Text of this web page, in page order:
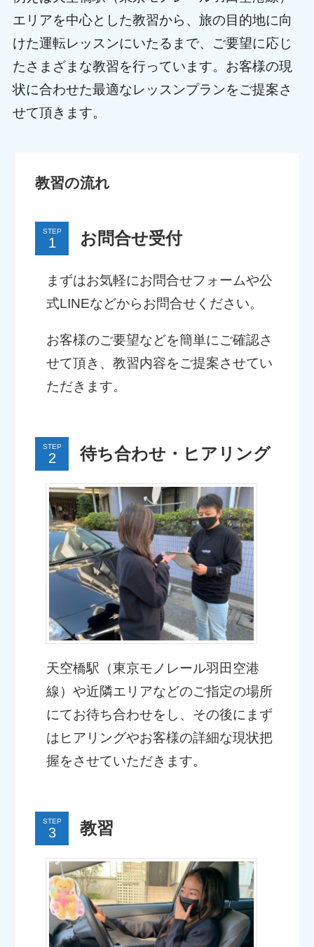
エリアを中心とした教習から、旅の目的地に向
けた運転レッスンにいたるまで、ご要望に応じ
たさまざまな教習を行っています。お客様の現
状に合わせた最適なレッスンプランをご提案さ
せて頂きます。
教習の流れ
STEP お問合せ受付
まずはお気軽にお問合せフォームや公
式LINEなどからお問合せください。
お客様のご要望などを簡単にご確認さ
せて頂き、教習内容をご提案させてい
ただきます。
STEP 待ち合わせ・ヒアリング
天空橋駅（東京モノレール羽田空港
線）や近隣エリアなどのご指定の場所
にてお待ち合わせをし、その後にまず
はヒアリングやお客様の詳細な現状把
握をさせていただきます。
STEP 教習